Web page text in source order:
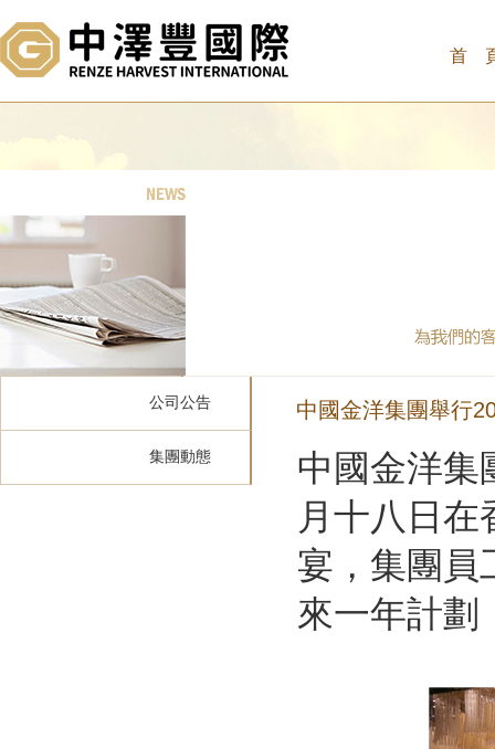
首
公司公告
集團動態
中國金洋集團舉行
中國金洋集
月十八日
宴，集團員
來一年計劃